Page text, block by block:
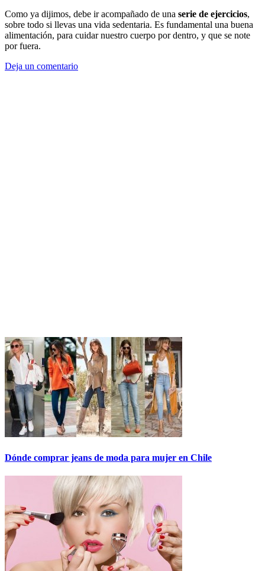
Como ya dijimos, debe ir acompañado de una serie de ejercicios,
sobre todo si llevas una vida sedentaria. Es fundamental una buena
alimentación, para cuidar nuestro cuerpo por dentro, y que se note
por fuera.
Deja un comentario
Dónde comprar jeans de moda para mujer en Chile